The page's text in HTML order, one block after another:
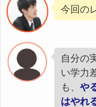
今回の
自分の
い学力
も、 や
はやれ